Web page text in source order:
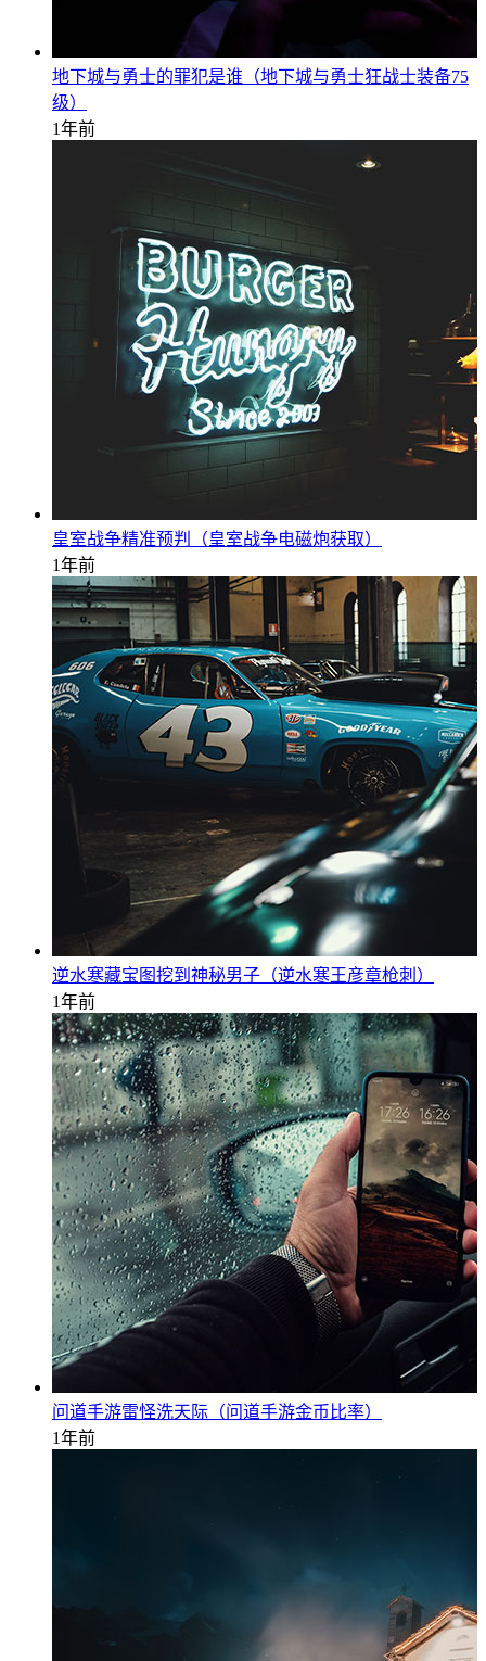
地下城与勇士的罪犯是谁（地下城与勇士狂战士装备75
级）
1年前
皇室战争精准预判（皇室战争电磁炮获取）
1年前
逆水寒藏宝图挖到神秘男子（逆水寒王彦章枪刺）
1年前
问道手游雷怪洗天际（问道手游金币比率）
1年前